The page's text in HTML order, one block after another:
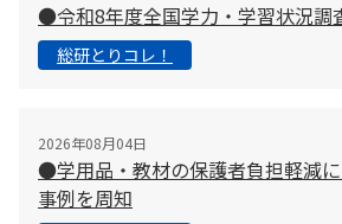
●令和8年度全国学力・学習状況調
総研とりコレ！
2026年08月04日
●学用品・教材の保護者負担軽減
事例を周知